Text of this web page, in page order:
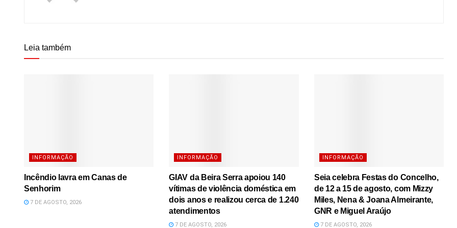
Leia também
INFORMAÇÃO
Incêndio lavra em Canas de
Senhorim
7 DE AGOSTO, 2026
INFORMAÇÃO
GIAV da Beira Serra apoiou 140
vítimas de violência doméstica em
dois anos e realizou cerca de 1.240
atendimentos
7 DE AGOSTO, 2026
INFORMAÇÃO
Seia celebra Festas do Concelho,
de 12 a 15 de agosto, com Mizzy
Miles, Nena & Joana Almeirante,
GNR e Miguel Araújo
7 DE AGOSTO, 2026